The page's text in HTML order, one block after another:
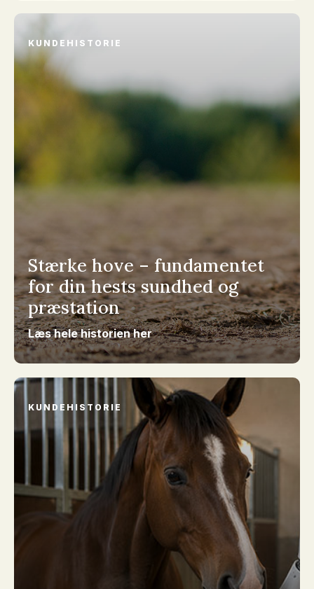
KUNDEHISTORIE
Stærke hove – fundamentet
for din hests sundhed og
præstation
Læs hele historien her
KUNDEHISTORIE